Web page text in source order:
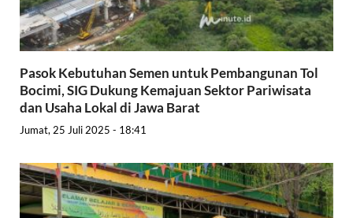
Pasok Kebutuhan Semen untuk Pembangunan Tol
Bocimi, SIG Dukung Kemajuan Sektor Pariwisata
dan Usaha Lokal di Jawa Barat
Jumat, 25 Juli 2025 - 18:41